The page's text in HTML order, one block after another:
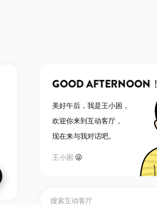
GOOD AFTERNOON！
美好午后， 我是王小困 ，
欢迎你来到互动客厅，
现在来与我对话吧。
王小困 😜